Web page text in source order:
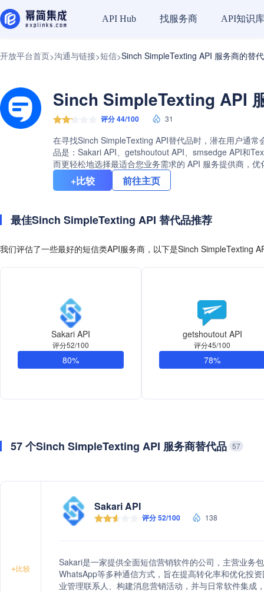
API Hub 找服务商 API知识库
开放平台首页>沟通与链接>短信>Sinch SimpleTexting API 服务商的替
Sinch SimpleTexting API
评分 44/100 31
在寻找Sinch SimpleTexting API替代品时，潜在用户通
品是：Sakari API、getshoutout API、smsedge API和
而更轻松地选择最适合您业务需求的 API 服务提供商，优
+比较 前往主页
最佳Sinch SimpleTexting API 替代品推荐
我们评估了一些最好的短信类API服务商，以下是Sinch SimpleTexting
Sakari API
评分52/100
80%
getshoutout API
评分45/100
78%
57 个Sinch SimpleTexting API 服务商替代品 57
+比较
Sakari API
评分 52/100 138
Sakari是一家提供全面短信营销软件的公司，主营业务
WhatsApp等多种通信方式，旨在提高转化率和优化投
业管理联系人、构建消息营销活动，并与日常软件集成